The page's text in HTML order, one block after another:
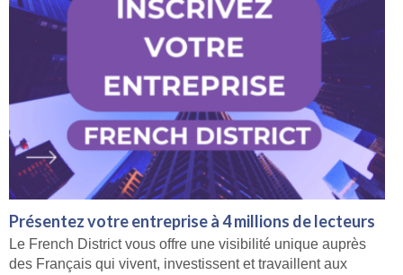
Présentez votre entreprise à 4 millions de lecteurs
Le French District vous offre une visibilité unique auprès
des Français qui vivent, investissent et travaillent aux